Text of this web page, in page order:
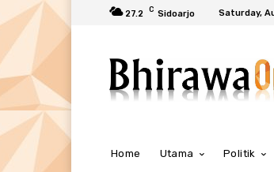
27.2 C Sidoarjo Saturday,
Home Utama Politik